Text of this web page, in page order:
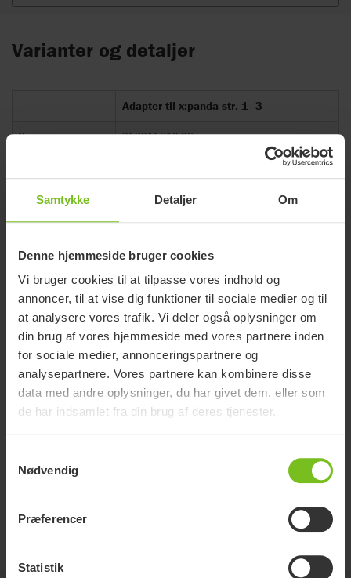
Samtykke Detaljer Om
Denne hjemmeside bruger cookies
Vi bruger cookies til at tilpasse vores indhold og
annoncer, til at vise dig funktioner til sociale medier og til
at analysere vores trafik. Vi deler også oplysninger om
din brug af vores hjemmeside med vores partnere inden
for sociale medier, annonceringspartnere og
analysepartnere. Vores partnere kan kombinere disse
data med andre oplysninger, du har givet dem, eller som
de har indsamlet fra din brug af deres tjenester.
Nødvendig
Præferencer
Statistik
Varianter og detaljer
Adapter til x:panda str. 1–3
Varenummer 318911610-98
Dokumenter
Download af manualer er kun til hensigtsmæssige formål.
Produkterne kan blive ændret uden forudgående varsel. Læserens
skøn må ligge til grund for overensstemmelse mellem produktversion,
varenummer og den korrekte udgave af manualen.
Find dokument
Dokumenttype
Base) - 9996097714